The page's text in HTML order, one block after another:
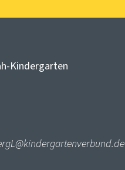
Kindergarten